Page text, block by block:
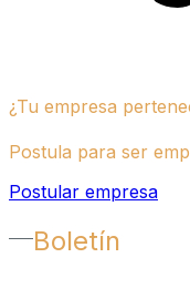
¿Tu empresa
Postula para ser
Postular empresa
Boletín